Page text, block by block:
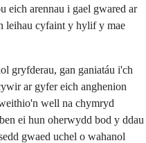
eich arennau i gael gwared ar
leihau cyfaint y hylif y mae
gryfderau, gan ganiatáu i'ch
ar gyfer eich anghenion
well na chymryd
ei hun oherwydd bod y ddau
gwaed uchel o wahanol